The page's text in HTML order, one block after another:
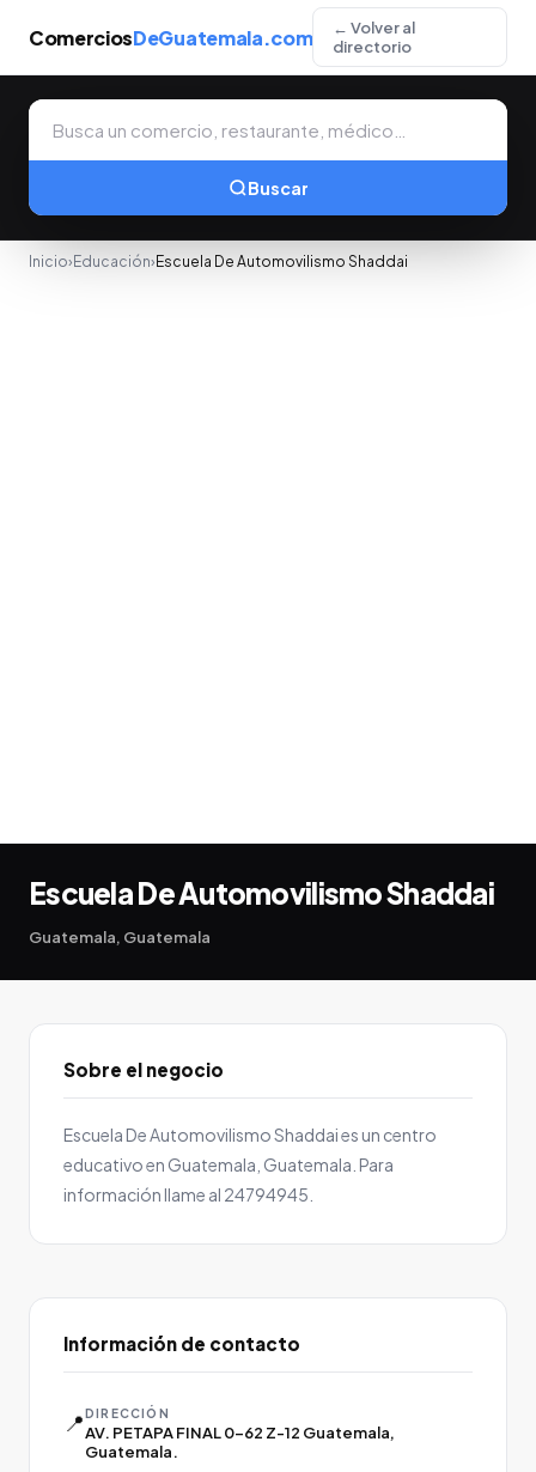
ComerciosDeGuatemala.com
← Volver al
directorio
Buscar
Inicio› Educación› Escuela De Automovilismo Shaddai
Escuela De Automovilismo Shaddai
Guatemala, Guatemala
Sobre el negocio
Escuela De Automovilismo Shaddai es un centro
educativo en Guatemala, Guatemala. Para
información llame al 24794945.
Información de contacto
📍DIRECCIÓN
AV. PETAPA FINAL 0-62 Z-12 Guatemala,
Guatemala.